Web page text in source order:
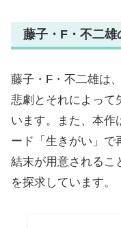
藤子・F・不二雄
藤子・F・不二雄は
悲劇とそれによって
います。また、本作
ード「生きがい」で
結末が用意されるこ
を探求しています。